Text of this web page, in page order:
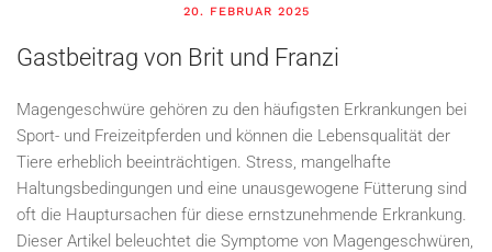
20. FEBRUAR 2025
Gastbeitrag von Brit und Franzi
Magengeschwüre gehören zu den häufigsten Erkrankungen bei
Sport- und Freizeitpferden und können die Lebensqualität der
Tiere erheblich beeinträchtigen. Stress, mangelhafte
Haltungsbedingungen und eine unausgewogene Fütterung sind
oft die Hauptursachen für diese ernstzunehmende Erkrankung.
Dieser Artikel beleuchtet die Symptome von Magengeschwüren,